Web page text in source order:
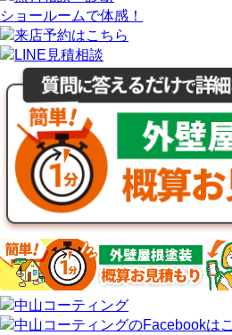
ショールームで体感！